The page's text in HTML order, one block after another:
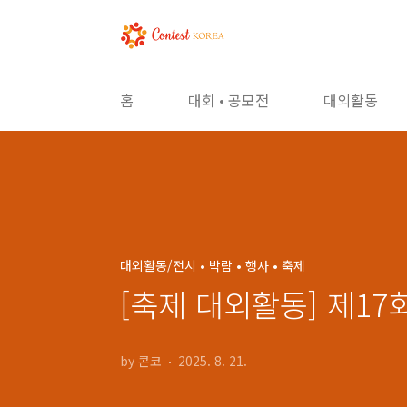
홈 대회 • 공모전 대외활동
대외활동/전시 • 박람 • 행사 • 축제
[축제 대외활동] 제17
by 콘코 2025. 8. 21.